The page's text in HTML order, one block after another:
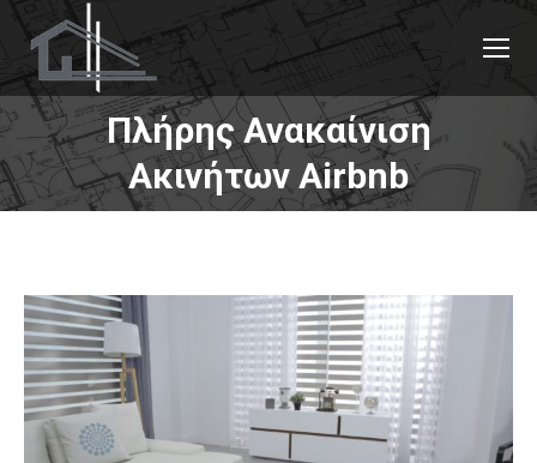
Πλήρης Ανακαίνιση
Ακινήτων Airbnb
You are here: